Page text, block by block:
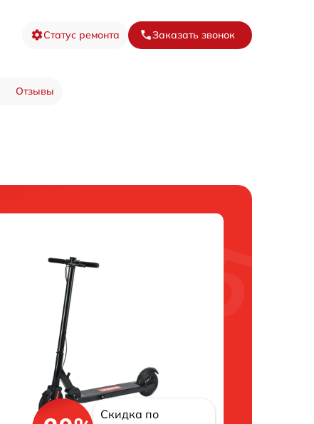
Статус ремонта Заказать звонок
Отзывы
Скидка по